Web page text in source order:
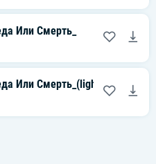
Или Смерть_
Или Смерть_(light)